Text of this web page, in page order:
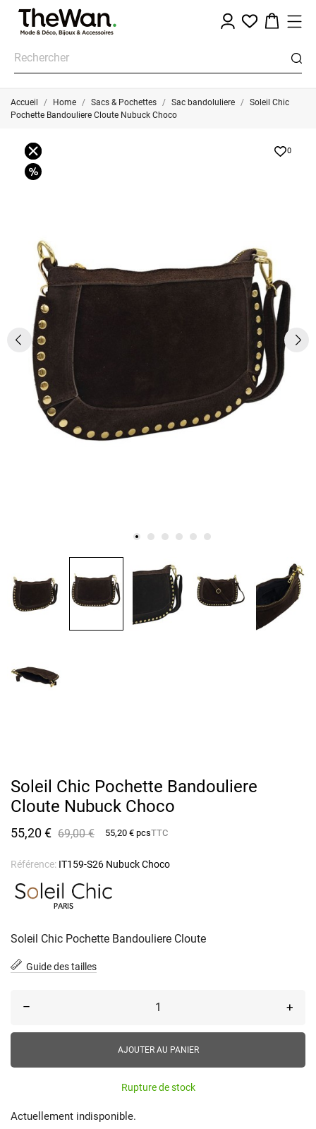
Accueil Home Sacs & Pochettes Sac bandoluliere
Soleil Chic
Pochette Bandouliere Cloute Nubuck Choco
0
Soleil Chic Pochette Bandouliere
Cloute Nubuck Choco
55,20 € 69,00 € 55,20 € pcsTTC
Référence: IT159-S26 Nubuck Choco
Soleil Chic Pochette Bandouliere Cloute
Guide des tailles
– +
AJOUTER AU PANIER
Rupture de stock
Actuellement indisponible.